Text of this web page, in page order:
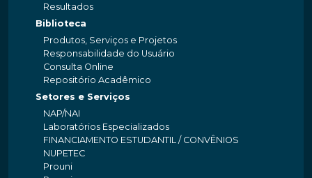
Resultados
Biblioteca
Produtos, Serviços e Projetos
Responsabilidade do Usuário
Consulta Online
Repositório Acadêmico
Setores e Serviços
NAP/NAI
Laboratórios Especializados
FINANCIAMENTO ESTUDANTIL / CONVÊNIOS
NUPETEC
Prouni